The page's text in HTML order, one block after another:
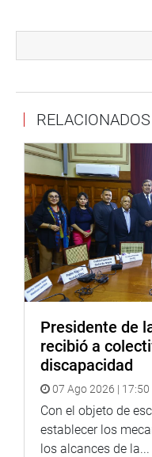
trabajadores, de los
laboral 728, es decir,
tres décadas”, lo que
de campo y emergencia.
En ese contexto, el
Ministerio de
técnico y aprobar una
íntegramente con el
sin exigir recursos
La autora del Proyecto
es un acto de equidad.
sido clave para
millones de peruanos,
sobre sus predios y
financiero”, incluso en
terremotos de Ica en
El congresista Edgar
RELACIONADOS
Presidente de
recibió a
discapacidad
07 Ago 2026 | 17:50
Con el objeto de
establecer los
los alcances de la...